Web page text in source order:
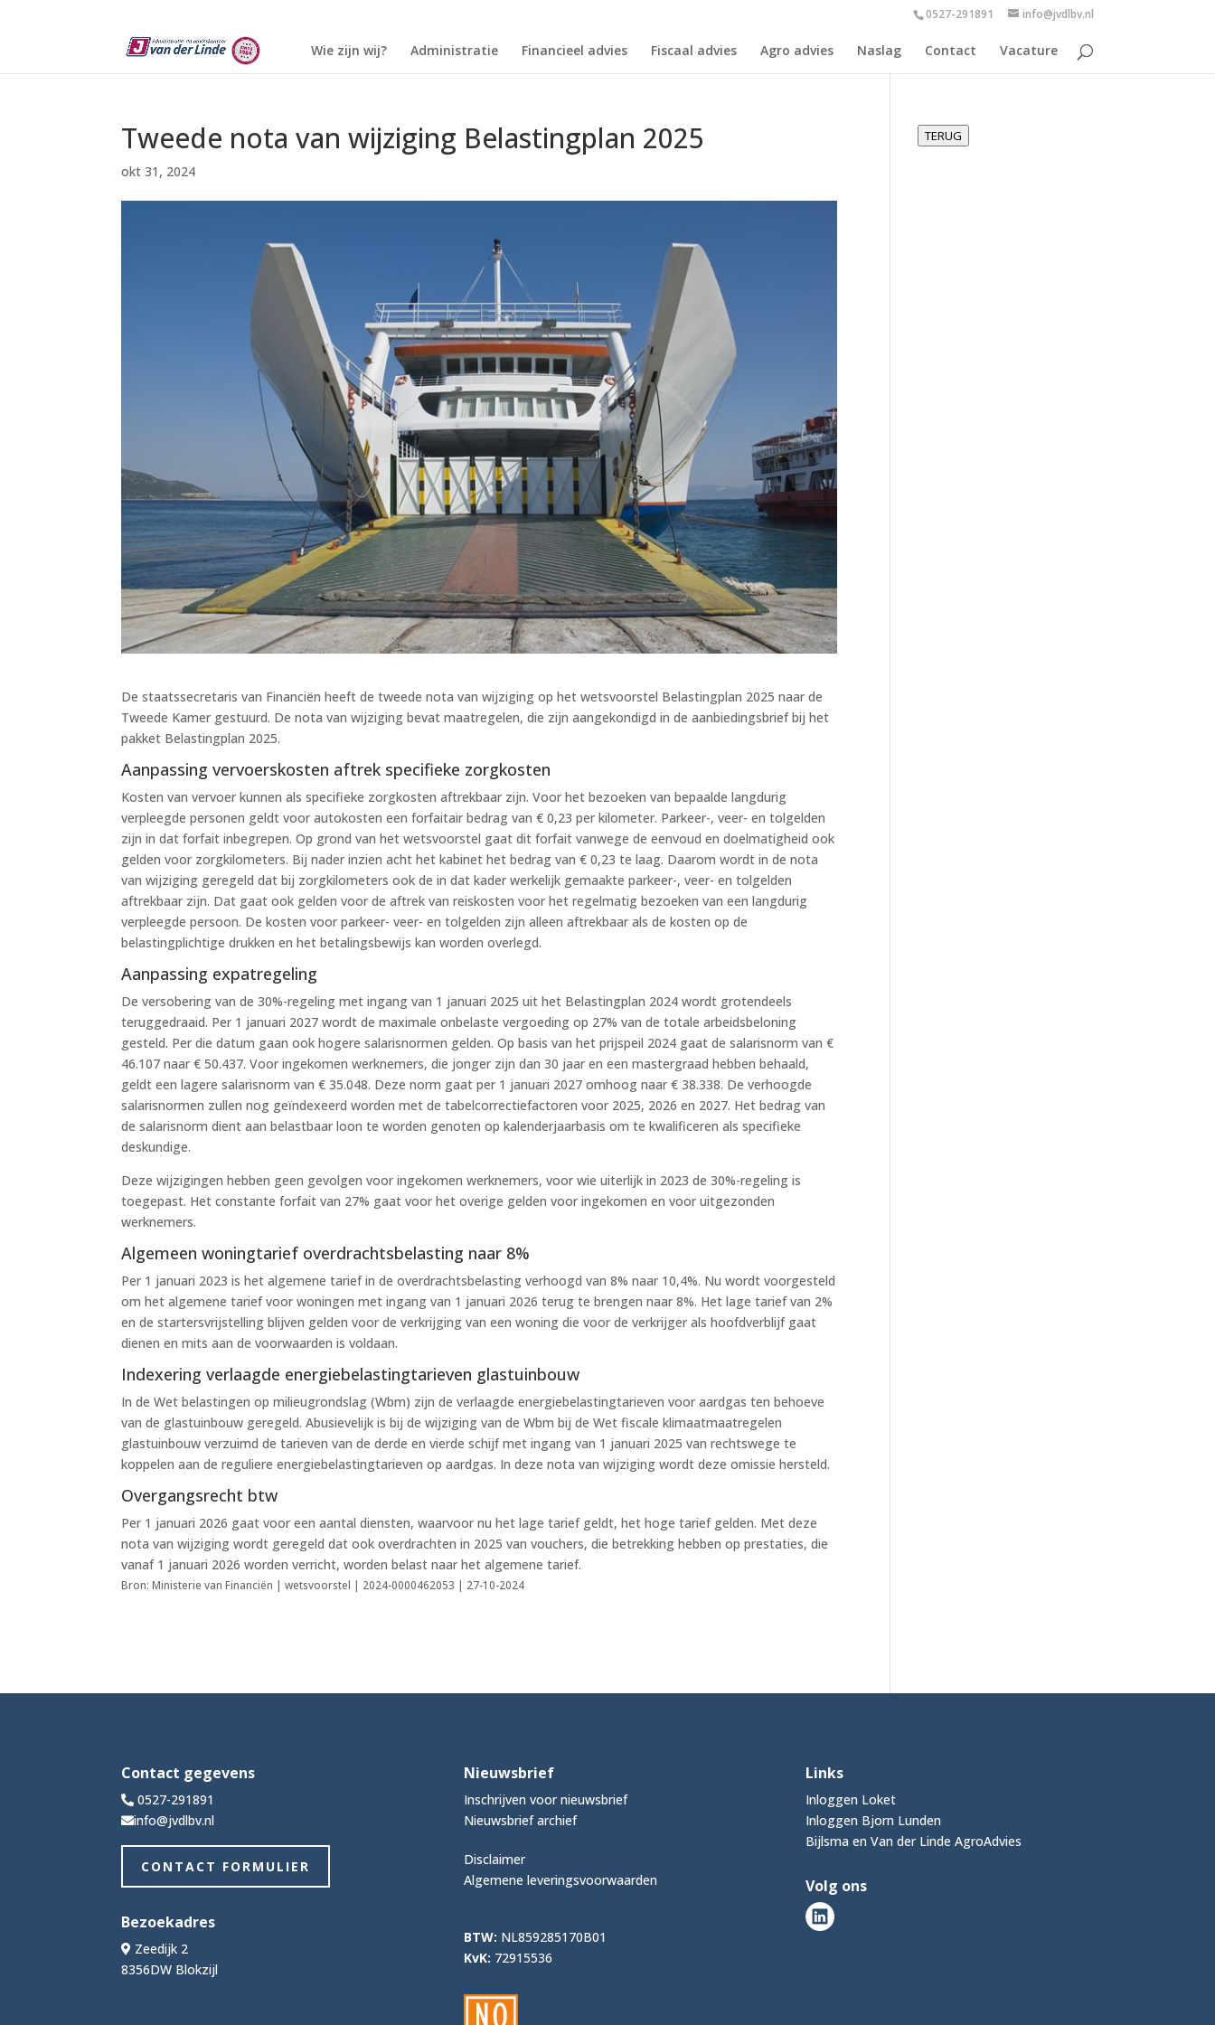
0527-291891 info@jvdlbv.nl
Wie zijn wij? Administratie Financieel advies Fiscaal advies Agro advies Naslag Contact Vacature
Tweede nota van wijziging Belastingplan 2025
okt 31, 2024
De staatssecretaris van Financiën heeft de tweede nota van wijziging op het wetsvoorstel Belastingplan 2025 naar de
Tweede Kamer gestuurd. De nota van wijziging bevat maatregelen, die zijn aangekondigd in de aanbiedingsbrief bij het
pakket Belastingplan 2025.
Aanpassing vervoerskosten aftrek specifieke zorgkosten
Kosten van vervoer kunnen als specifieke zorgkosten aftrekbaar zijn. Voor het bezoeken van bepaalde langdurig
verpleegde personen geldt voor autokosten een forfaitair bedrag van € 0,23 per kilometer. Parkeer-, veer- en tolgelden
zijn in dat forfait inbegrepen. Op grond van het wetsvoorstel gaat dit forfait vanwege de eenvoud en doelmatigheid ook
gelden voor zorgkilometers. Bij nader inzien acht het kabinet het bedrag van € 0,23 te laag. Daarom wordt in de nota
van wijziging geregeld dat bij zorgkilometers ook de in dat kader werkelijk gemaakte parkeer-, veer- en tolgelden
aftrekbaar zijn. Dat gaat ook gelden voor de aftrek van reiskosten voor het regelmatig bezoeken van een langdurig
verpleegde persoon. De kosten voor parkeer- veer- en tolgelden zijn alleen aftrekbaar als de kosten op de
belastingplichtige drukken en het betalingsbewijs kan worden overlegd.
Aanpassing expatregeling
De versobering van de 30%-regeling met ingang van 1 januari 2025 uit het Belastingplan 2024 wordt grotendeels
teruggedraaid. Per 1 januari 2027 wordt de maximale onbelaste vergoeding op 27% van de totale arbeidsbeloning
gesteld. Per die datum gaan ook hogere salarisnormen gelden. Op basis van het prijspeil 2024 gaat de salarisnorm van €
46.107 naar € 50.437. Voor ingekomen werknemers, die jonger zijn dan 30 jaar en een mastergraad hebben behaald,
geldt een lagere salarisnorm van € 35.048. Deze norm gaat per 1 januari 2027 omhoog naar € 38.338. De verhoogde
salarisnormen zullen nog geïndexeerd worden met de tabelcorrectiefactoren voor 2025, 2026 en 2027. Het bedrag van
de salarisnorm dient aan belastbaar loon te worden genoten op kalenderjaarbasis om te kwalificeren als specifieke
deskundige.
Deze wijzigingen hebben geen gevolgen voor ingekomen werknemers, voor wie uiterlijk in 2023 de 30%-regeling is
toegepast. Het constante forfait van 27% gaat voor het overige gelden voor ingekomen en voor uitgezonden
werknemers.
Algemeen woningtarief overdrachtsbelasting naar 8%
Per 1 januari 2023 is het algemene tarief in de overdrachtsbelasting verhoogd van 8% naar 10,4%. Nu wordt voorgesteld
om het algemene tarief voor woningen met ingang van 1 januari 2026 terug te brengen naar 8%. Het lage tarief van 2%
en de startersvrijstelling blijven gelden voor de verkrijging van een woning die voor de verkrijger als hoofdverblijf gaat
dienen en mits aan de voorwaarden is voldaan.
Indexering verlaagde energiebelastingtarieven glastuinbouw
In de Wet belastingen op milieugrondslag (Wbm) zijn de verlaagde energiebelastingtarieven voor aardgas ten behoeve
van de glastuinbouw geregeld. Abusievelijk is bij de wijziging van de Wbm bij de Wet fiscale klimaatmaatregelen
glastuinbouw verzuimd de tarieven van de derde en vierde schijf met ingang van 1 januari 2025 van rechtswege te
koppelen aan de reguliere energiebelastingtarieven op aardgas. In deze nota van wijziging wordt deze omissie hersteld.
Overgangsrecht btw
Per 1 januari 2026 gaat voor een aantal diensten, waarvoor nu het lage tarief geldt, het hoge tarief gelden. Met deze
nota van wijziging wordt geregeld dat ook overdrachten in 2025 van vouchers, die betrekking hebben op prestaties, die
vanaf 1 januari 2026 worden verricht, worden belast naar het algemene tarief.
Bron: Ministerie van Financiën | wetsvoorstel | 2024-0000462053 | 27-10-2024
TERUG
Contact gegevens
0527-291891
info@jvdlbv.nl
CONTACT FORMULIER
Bezoekadres
Zeedijk 2
8356DW Blokzijl
Nieuwsbrief
Inschrijven voor nieuwsbrief
Nieuwsbrief archief
Disclaimer
Algemene leveringsvoorwaarden
BTW: NL859285170B01
KvK: 72915536
Links
Inloggen Loket
Inloggen Bjorn Lunden
Bijlsma en Van der Linde AgroAdvies
Volg ons